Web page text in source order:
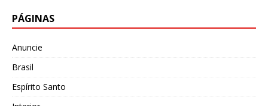
PÁGINAS
Anuncie
Brasil
Espírito Santo